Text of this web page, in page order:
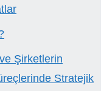
Şirketlerin
Stratejik